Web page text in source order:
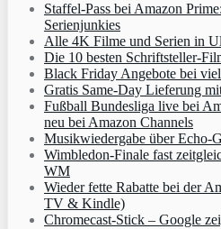
Staffel-Pass bei Amazon
Serienjunkies
Alle 4K Filme und Serien in
Die 10 besten Schriftsteller-
Black Friday Angebote bei
Gratis Same-Day Lieferung
Fußball Bundesliga live bei
neu bei Amazon Channels
Musikwiedergabe über Echo-
Wimbledon-Finale fast
WM
Wieder fette Rabatte bei der
TV & Kindle)
Chromecast-Stick – Google